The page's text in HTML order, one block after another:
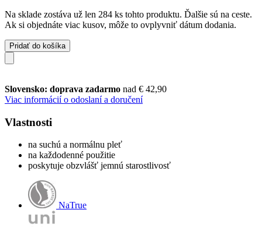
Na sklade zostáva už len 284 ks tohto produktu. Ďalšie sú na ceste.
Ak si objednáte viac kusov, môže to ovplyvniť dátum dodania.
Pridať do košíka
Slovensko: doprava zadarmo nad € 42,90
Viac informácií o odoslaní a doručení
Vlastnosti
na suchú a normálnu pleť
na každodenné použitie
poskytuje obzvlášť jemnú starostlivosť
NaTrue